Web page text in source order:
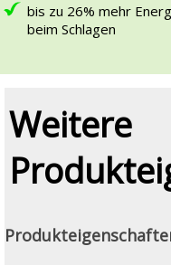
bis zu 26% mehr
beim Schlagen
Weitere